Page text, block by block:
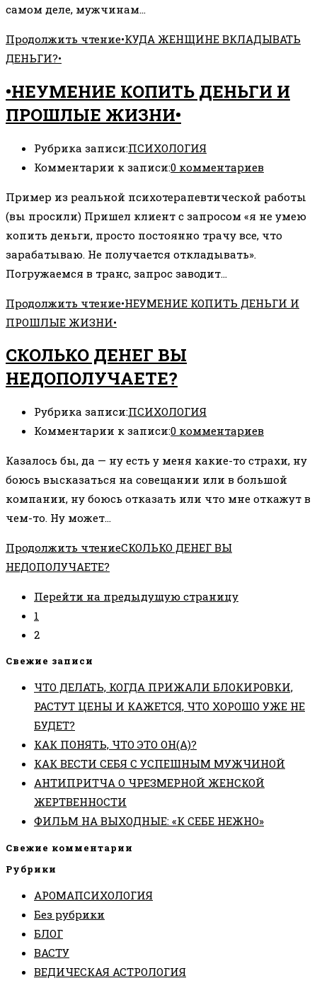
самом деле, мужчинам…
Продолжить чтение•КУДА ЖЕНЩИНЕ ВКЛАДЫВАТЬ
ДЕНЬГИ?•
•НЕУМЕНИЕ КОПИТЬ ДЕНЬГИ И
ПРОШЛЫЕ ЖИЗНИ•
Рубрика записи:ПСИХОЛОГИЯ
Комментарии к записи:0 комментариев
Пример из реальной психотерапевтической работы
(вы просили) Пришел клиент с запросом «я не умею
копить деньги, просто постоянно трачу все, что
зарабатываю. Не получается откладывать».
Погружаемся в транс, запрос заводит…
Продолжить чтение•НЕУМЕНИЕ КОПИТЬ ДЕНЬГИ И
ПРОШЛЫЕ ЖИЗНИ•
СКОЛЬКО ДЕНЕГ ВЫ
НЕДОПОЛУЧАЕТЕ?
Рубрика записи:ПСИХОЛОГИЯ
Комментарии к записи:0 комментариев
Казалось бы, да — ну есть у меня какие-то страхи, ну
боюсь высказаться на совещании или в большой
компании, ну боюсь отказать или что мне откажут в
чем-то. Ну может…
Продолжить чтениеСКОЛЬКО ДЕНЕГ ВЫ
НЕДОПОЛУЧАЕТЕ?
Перейти на предыдущую страницу
1
2
Свежие записи
ЧТО ДЕЛАТЬ, КОГДА ПРИЖАЛИ БЛОКИРОВКИ,
РАСТУТ ЦЕНЫ И КАЖЕТСЯ, ЧТО ХОРОШО УЖЕ НЕ
БУДЕТ?
КАК ПОНЯТЬ, ЧТО ЭТО ОН(А)?
КАК ВЕСТИ СЕБЯ С УСПЕШНЫМ МУЖЧИНОЙ
АНТИПРИТЧА О ЧРЕЗМЕРНОЙ ЖЕНСКОЙ
ЖЕРТВЕННОСТИ
ФИЛЬМ НА ВЫХОДНЫЕ: «К СЕБЕ НЕЖНО»
Свежие комментарии
Рубрики
АРОМАПСИХОЛОГИЯ
Без рубрики
БЛОГ
ВАСТУ
ВЕДИЧЕСКАЯ АСТРОЛОГИЯ